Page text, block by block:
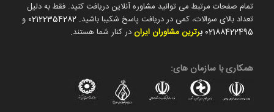
تمام صفحات مرتبط می توانید مشاوره آنلاین دریافت کنید. فقط به دلیل
تعداد بالای سوالات، کمی در دریافت پاسخ شکیبا باشید. 02122354282 و
02188422495 برترین مشاوران ایراندر کنار شما هستند.
همکاری با سازمان های: